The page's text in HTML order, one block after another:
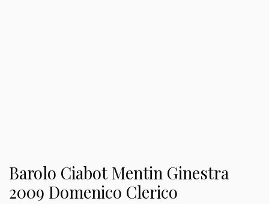
Barolo Ciabot Mentin Ginestra
2009 Domenico Clerico